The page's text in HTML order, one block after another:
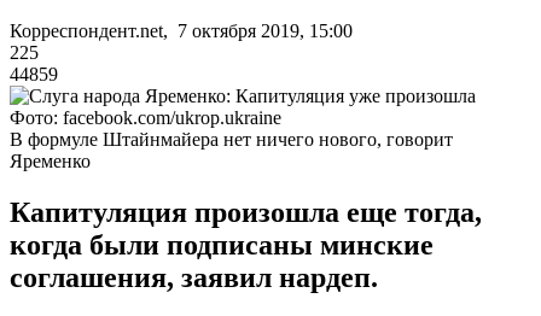
Корреспондент.net, 7 октября 2019, 15:00
225
44859
Фото: facebook.com/ukrop.ukraine
В формуле Штайнмайера нет ничего нового, говорит
Яременко
Капитуляция произошла еще тогда,
когда были подписаны минские
соглашения, заявил нардеп.